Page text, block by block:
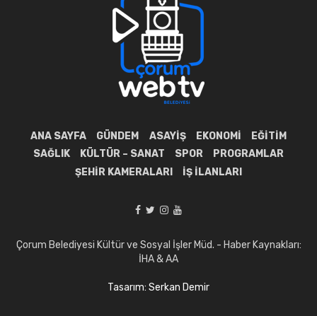
ANA SAYFA GÜNDEM ASAYIŞ EKONOMI
EĞITIM
SAĞLIK
KÜLTÜR – SANAT SPOR
PROGRAMLAR
ŞEHIR KAMERALARI
İŞ İLANLARI
Çorum Belediyesi Kültür ve Sosyal İşler Müd. - Haber Kaynakları:
İHA & AA
Tasarım: Serkan Demir